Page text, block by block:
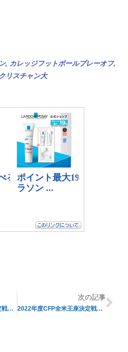
, カレッジフットボールプレーオフ,
リスチャン大
2022年度CFP全米王座決定戦プレビュー④【注目のマッチアップ】
次の記事
2022年度CFP全米王座決定戦プレビュー⑥【総括】